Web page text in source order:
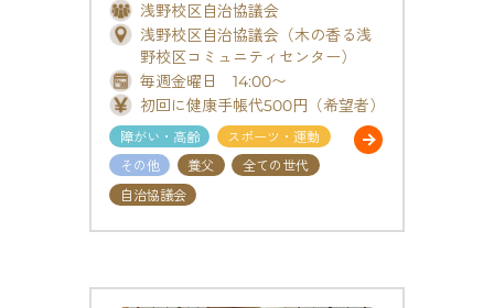
浅野校区自治協議会
浅野校区自治協議会（木の香る浅
野校区コミュニティセンター）
毎週金曜日 14:00〜
初回に健康手帳代500円（希望者）
障がい・高齢
スポーツ・運動
その他
養父
全ての世代
自治協議会